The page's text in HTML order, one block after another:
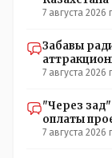
7 августа 2026
Забавы
7 августа 2026
"Через
оплаты
7 августа 2026